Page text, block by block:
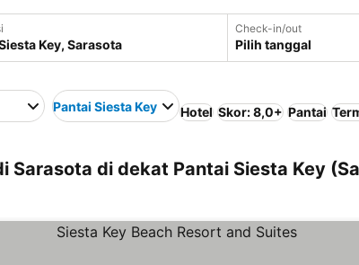
Check-in/out
Pilih tanggal
Pantai Siesta Key Hotel Skor: 8,0+ Pantai
Sarasota di dekat Pantai Siesta Key